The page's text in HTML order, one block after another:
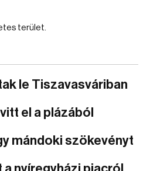
terület.
le Tiszavasváriban
el a plázából
mándoki szökevényt